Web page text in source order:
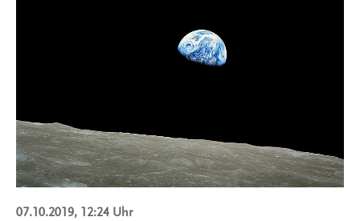
07.10.2019, 12:24 Uhr